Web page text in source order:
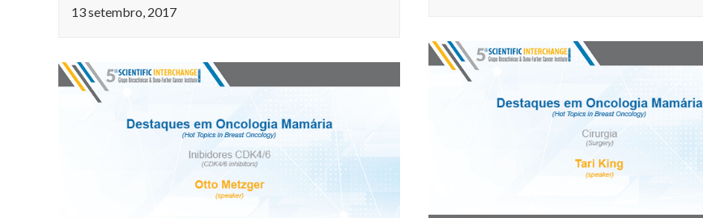
13 setembro, 2017